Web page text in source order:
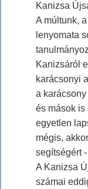
Kanizsa
A múltunk,
lenyomata
Kanizsáról
karácsonyi
a
és mások is
egyetlen
mégis,
segítségért
A Kanizsa
számai